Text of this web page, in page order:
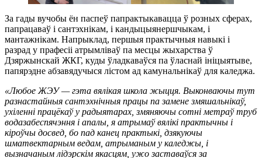
За гады вучобы ён паспеў папрактыкавацца ў розных сферах,
папрацаваў і сантэхнікам, і кандыцыянершчыкам, і
мантажнікам. Напрыклад, першыя практычныя навыкі і
разрад у прафесіі атрымліваў па месцы жыхарства ў
Дзяржынскай ЖКГ, куды ўладкаваўся па ўласнай ініцыятыве,
папярэдне абзавядучыся лістом ад камунальнікаў для каледжа.
«Любое ЖЭУ — гэта вялікая школа жыцця. Выконваючы тут
разнастайныя сантэхнічныя працы па замене змяшальнікаў,
ухіленні працёкаў у радыятарах, змяняючы сотні метраў труб
водазабеспячэння і апалы, я атрымаў вялікі практычны і
кіроўчы досвед, бо пад канец практыкі, дзякуючы
шматвектарным ведам, атрыманым у каледжы, і
вызначаным лідэрскім якасцям, ужо заставаўся за